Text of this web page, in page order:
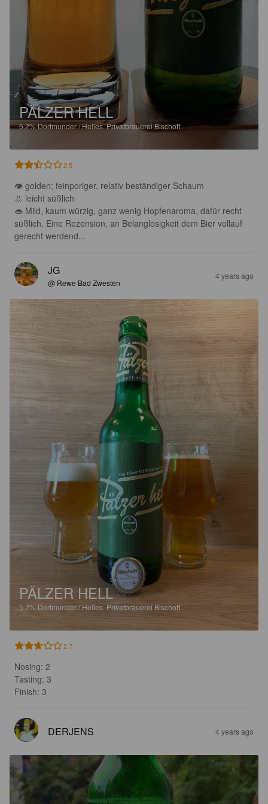
PÄLZER HELL
5.2%Dortmunder / Helles.Privatbrauerei Bischoff.
2.5
👁 golden; feinporiger, relativ beständiger Schaum
👃 leicht süßlich
👄 Mild, kaum würzig, ganz wenig Hopfenaroma, dafür recht
süßlich. Eine Rezension, an Belanglosigkeit dem Bier vollauf
gerecht werdend...
JG
@ Rewe Bad Zwesten
4 years ago
PÄLZER HELL
5.2% Dortmunder / Helles. Privatbrauerei Bischoff.
2.7
Nosing: 2
Tasting: 3
Finish: 3
DERJENS 4 years ago